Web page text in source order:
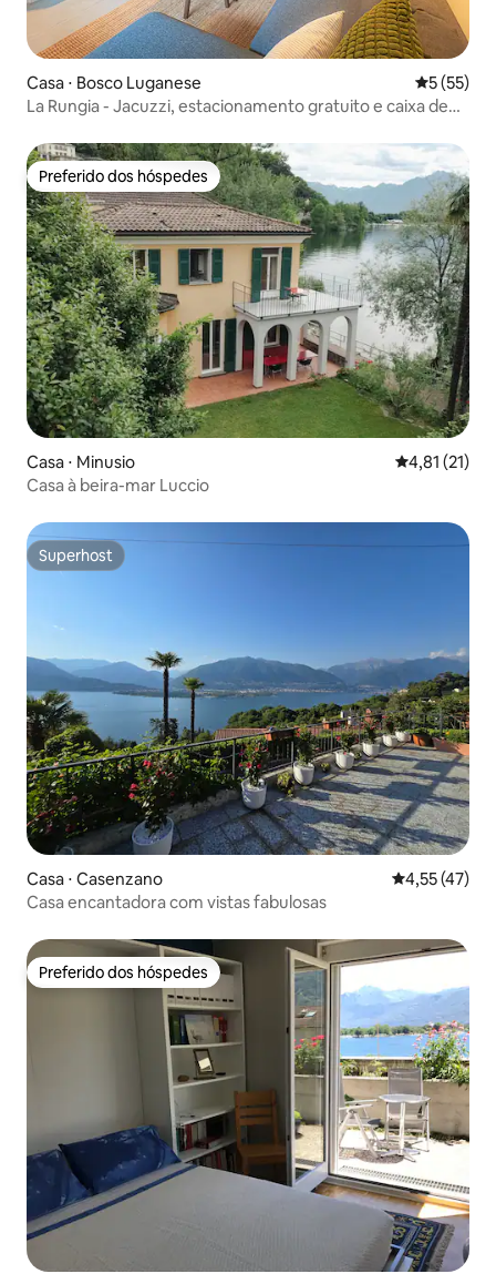
Casa ⋅ Bosco Luganese 5 de uma
5 (55)
La Rungia - Jacuzzi, estacionamento gratuito e caixa de
Preferido dos hóspedes
Preferido dos hóspedes
Casa ⋅ Minusio 4,81 de uma
4,81 (21)
Casa à beira-mar Luccio
Superhost
Superhost
Casa ⋅ Casenzano 4,55 de uma
4,55 (47)
Casa encantadora com vistas fabulosas
Preferido dos hóspedes
Preferido dos hóspedes